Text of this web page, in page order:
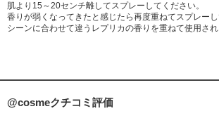
肌より15～20センチ離してスプレーしてください。
香りが弱くなってきたと感じたら再度重ねてスプレーし
シーンに合わせて違うレプリカの香りを重ねて使用され
@cosmeクチコミ評価